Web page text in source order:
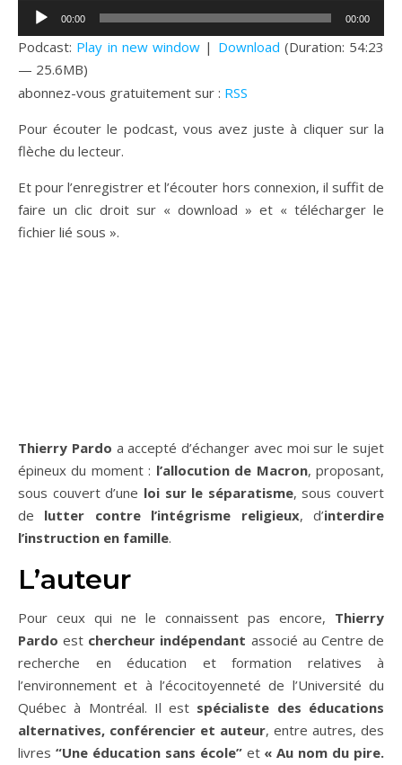
Lecteur
audio
00:00 00:00
Podcast: Play in new window | Download (Duration: 54:23
— 25.6MB)
abonnez-vous gratuitement sur : RSS
Pour écouter le podcast, vous avez juste à cliquer sur la
flèche du lecteur.
Et pour l’enregistrer et l’écouter hors connexion, il suffit de
faire un clic droit sur « download » et « télécharger le
fichier lié sous ».
Thierry Pardo a accepté d’échanger avec moi sur le sujet
épineux du moment : l’allocution de Macron, proposant,
sous couvert d’une loi sur le séparatisme, sous couvert
de lutter contre l’intégrisme religieux, d’interdire
l’instruction en famille.
L’auteur
Pour ceux qui ne le connaissent pas encore, Thierry
Pardo est chercheur indépendant associé au Centre de
recherche en éducation et formation relatives à
l’environnement et à l’écocitoyenneté de l’Université du
Québec à Montréal. Il est spécialiste des éducations
alternatives, conférencier et auteur, entre autres, des
livres “Une éducation sans école”et « Au nom du pire.